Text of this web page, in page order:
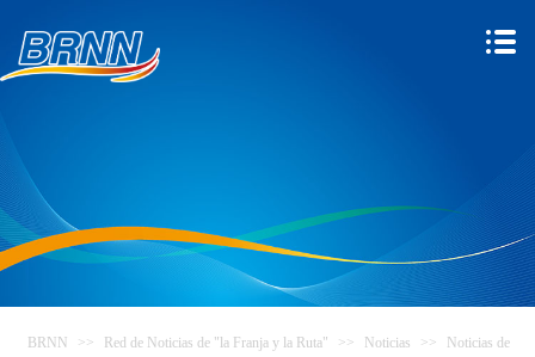
BRNN >> Red de Noticias de "la Franja y la Ruta" >> Noticias >>
Noticias de